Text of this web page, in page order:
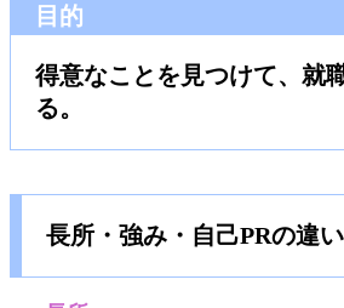
目的
得意なことを見つけて、就
る。
長所・強み・自己PRの違い